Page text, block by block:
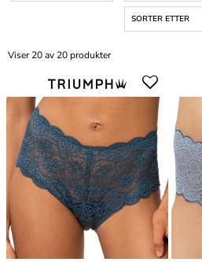
SORTER ETTER
Viser 20 av 20 produkter